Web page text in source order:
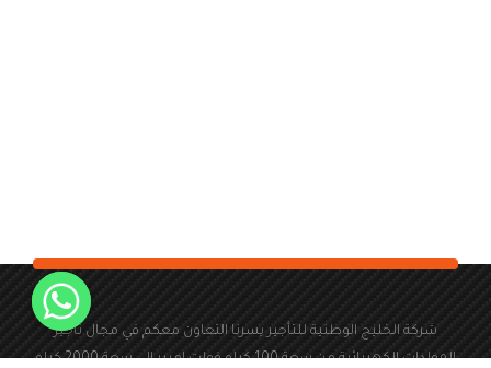
شركة الخليج الوطنية للتأجير يسرنا التعاون معكم في مجال تأجير
المولدات الكهربائية من سعة 100 كيلو فولت امبير الى سعة 2000 كيلو